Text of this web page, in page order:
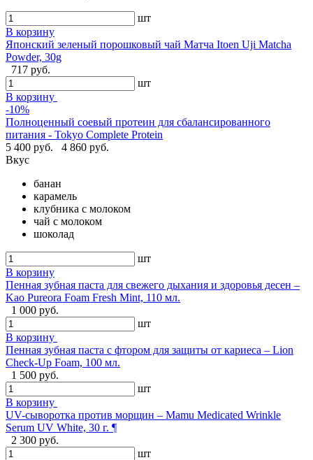
шт
В корзину
Японский зеленый порошковый чай Матча Itoen Uji Matcha
Powder, 30g
717 руб.
шт
В корзину
-10%
Полноценный соевый протеин для сбалансированного
питания - Tokyo Complete Protein
5 400 руб.
4 860 руб.
Вкус
банан
карамель
клубника с молоком
чай с молоком
шоколад
шт
В корзину
Пенная зубная паста для свежего дыхания и здоровья десен –
Kao Pureora Foam Fresh Mint, 110 мл.
1 000 руб.
шт
В корзину
Пенная зубная паста с фтором для защиты от кариеса – Lion
Check-Up Foam, 100 мл.
1 500 руб.
шт
В корзину
UV-сыворотка против морщин – Mamu Medicated Wrinkle
Serum UV White, 30 г. ¶
2 300 руб.
шт